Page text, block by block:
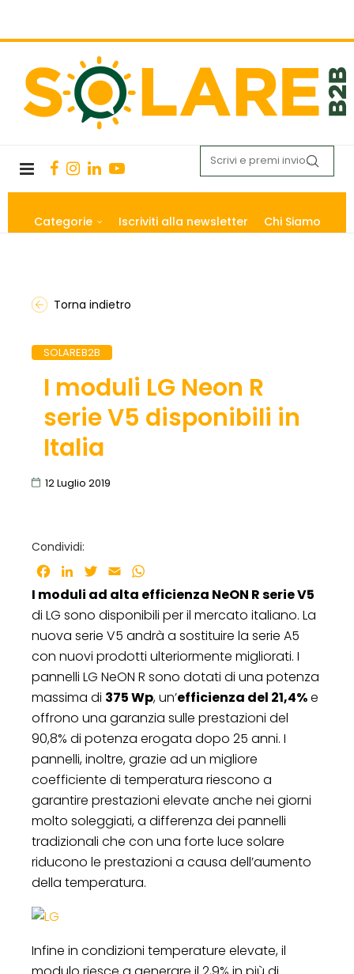
Categorie Iscriviti alla newsletter Chi Siamo
Torna indietro
SOLAREB2B
I moduli LG Neon R
serie V5 disponibili in
Italia
12 Luglio 2019
Condividi:
Facebook
LinkedInTwitter
Email
I moduli ad alta efficienza NeON R serie V5
di LG sono disponibili per il mercato italiano. La
nuova serie V5 andrà a sostituire la serie A5
con nuovi prodotti ulteriormente migliorati. I
pannelli LG NeON R sono dotati di una potenza
massima di 375 Wp, un’efficienza del 21,4%e
offrono una garanzia sulle prestazioni del
90,8% di potenza erogata dopo 25 anni. I
pannelli, inoltre, grazie ad un migliore
coefficiente di temperatura riescono a
garantire prestazioni elevate anche nei giorni
molto soleggiati, a differenza dei pannelli
tradizionali che con una forte luce solare
riducono le prestazioni a causa dell’aumento
della temperatura.
Infine in condizioni temperature elevate, il